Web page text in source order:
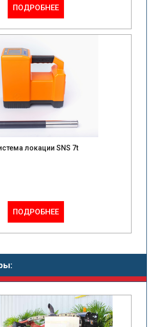
ПОДРОБНЕЕ
локации SNS 7t
ПОДРОБНЕЕ